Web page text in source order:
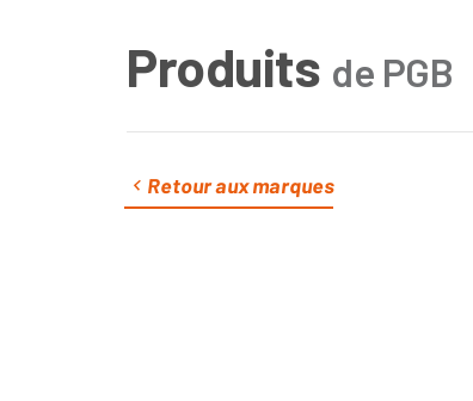
Produits de PGB
Retour aux marques